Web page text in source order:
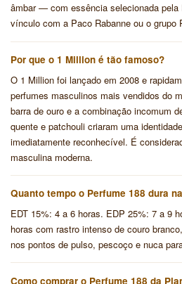
âmbar — com essência selecionada
vínculo com a Paco Rabanne ou o grupo
Por que o 1 Million é tão famoso?
O 1 Million foi lançado em 2008 e
perfumes masculinos mais vendidos do
barra de ouro e a combinação incomum
quente e patchouli criaram uma
imediatamente reconhecível. É
masculina moderna.
Quanto tempo o Perfume 188 dura
EDT 15%: 4 a 6 horas. EDP 25%: 7 a 9
horas com rastro intenso de couro
nos pontos de pulso, pescoço e nuca
Como comprar o Perfume 188 da